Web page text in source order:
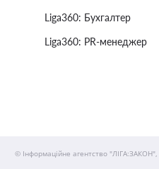
Liga360: Бухгалтер
Liga360: PR-менеджер
© Інформаційне агентство